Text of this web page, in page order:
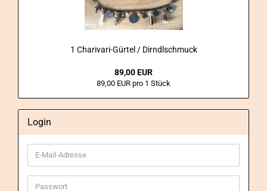
1 Charivari-​Gürtel / Dirndlschmuck
89,00 EUR
89,00 EUR pro 1 Stück
Login
E-
Mail-
Adresse
Passwort